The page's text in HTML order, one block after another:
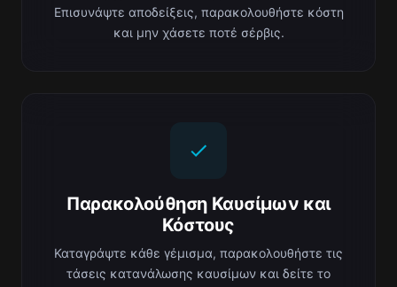
Επισυνάψτε αποδείξεις, παρακολουθήστε κόστη
και μην χάσετε ποτέ σέρβις.
Παρακολούθηση Καυσίμων και
Κόστους
Καταγράψτε κάθε γέμισμα, παρακολουθήστε τις
τάσεις κατανάλωσης καυσίμων και δείτε το